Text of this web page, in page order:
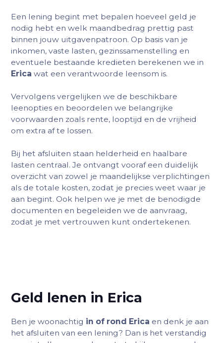
Een lening begint met bepalen hoeveel geld je
nodig hebt en welk maandbedrag prettig past
binnen jouw uitgavenpatroon. Op basis van je
inkomen, vaste lasten, gezinssamenstelling en
eventuele bestaande kredieten berekenen we in
Erica wat een verantwoorde leensom is.
Vervolgens vergelijken we de beschikbare
leenopties en beoordelen we belangrijke
voorwaarden zoals rente, looptijd en de vrijheid
om extra af te lossen.
Bij het afsluiten staan helderheid en haalbare
lasten centraal. Je ontvangt vooraf een duidelijk
overzicht van zowel je maandelijkse verplichtingen
als de totale kosten, zodat je precies weet waar je
aan begint. Ook helpen we je met de benodigde
documenten en begeleiden we de aanvraag,
zodat je met vertrouwen kunt ondertekenen.
Geld lenen in Erica
Ben je woonachtig in of rond Erica en denk je aan
het afsluiten van een lening? Dan is het verstandig